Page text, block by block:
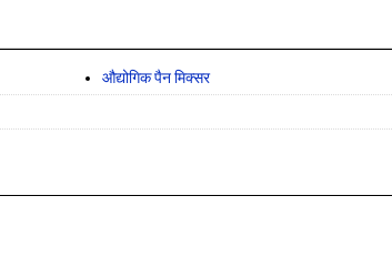
औद्योगिक पैन मिक्सर